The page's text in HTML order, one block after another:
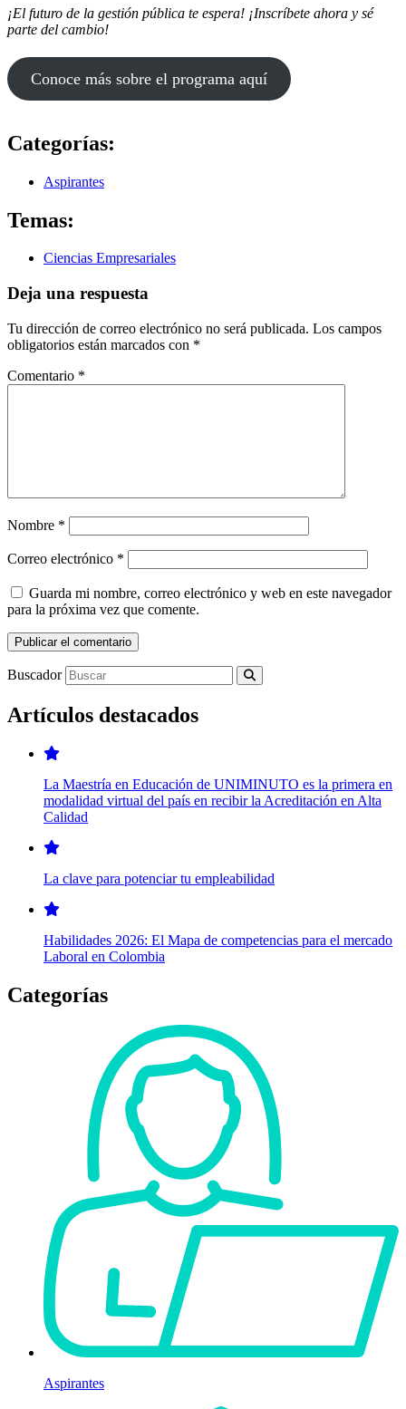
¡El futuro de la gestión pública te espera! ¡Inscríbete ahora y sé
parte del cambio!
Conoce más sobre el programa aquí
Categorías:
Aspirantes
Temas:
Ciencias Empresariales
Deja una respuesta
Tu dirección de correo electrónico no será publicada. Los campos
obligatorios están marcados con *
Comentario *
Nombre *
Correo electrónico *
Guarda mi nombre, correo electrónico y web en este navegador
para la próxima vez que comente.
Buscador
Artículos destacados
La Maestría en Educación de UNIMINUTO es la primera en
modalidad virtual del país en recibir la Acreditación en Alta
Calidad
La clave para potenciar tu empleabilidad
Habilidades 2026: El Mapa de competencias para el mercado
Laboral en Colombia
Categorías
Aspirantes